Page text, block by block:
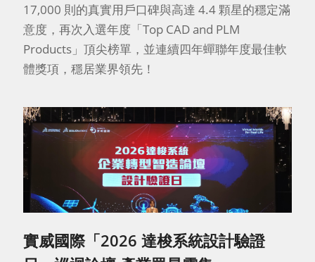
17,000 則的真實用戶口碑與高達 4.4 顆星的穩定滿
意度，再次入選年度「Top CAD and PLM
Products」頂尖榜單，並連續四年蟬聯年度最佳軟
體獎項，穩居業界領先！
實威國際「2026 達梭系統設計驗證